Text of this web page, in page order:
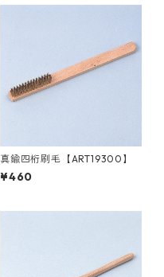
真鍮四桁刷毛【ART19300】
¥460